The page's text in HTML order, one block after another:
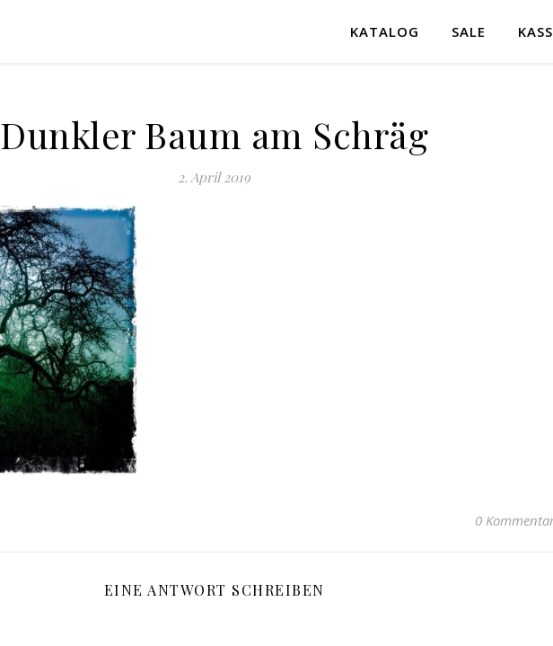
KATALOG SALE
Dunkler Baum am Schräg
2. April 2019
0
EINE ANTWORT SCHREIBEN